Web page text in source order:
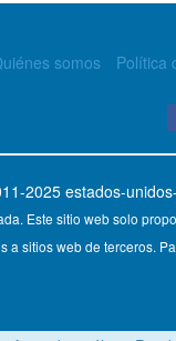
somos Política
2025 estados-
Este sitio web solo
a sitios web de terceros.